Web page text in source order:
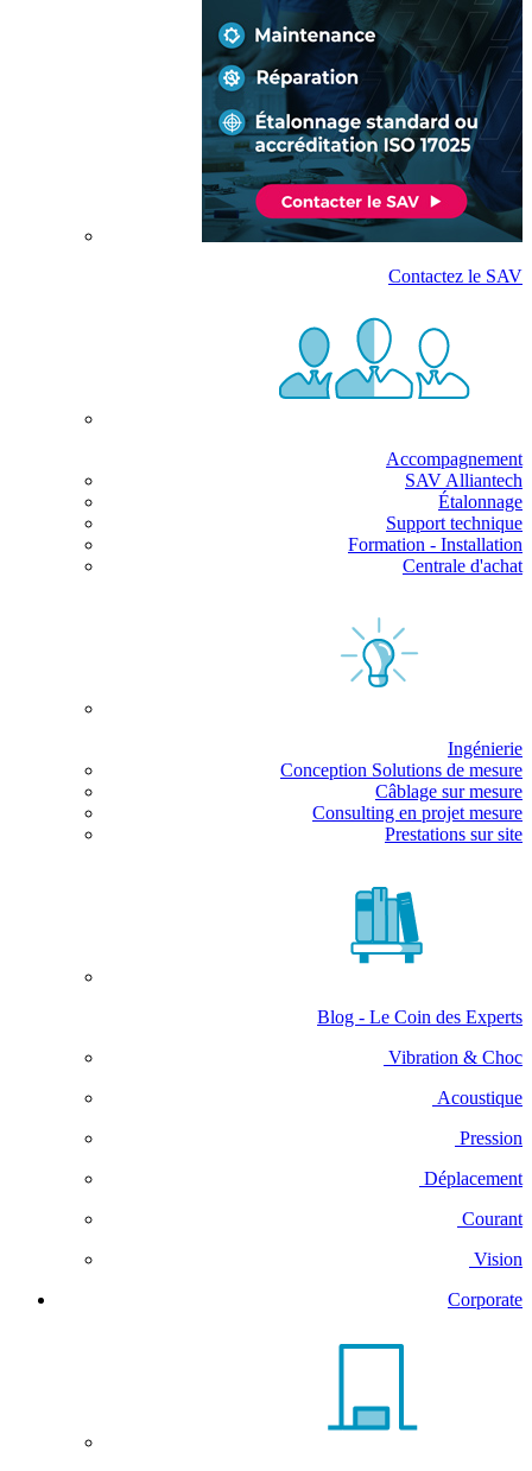
Contactez le SAV
Accompagnement
SAV Alliantech
Étalonnage
Support technique
Formation - Installation
Centrale d'achat
Ingénierie
Conception Solutions de mesure
Câblage sur mesure
Consulting en projet mesure
Prestations sur site
Blog - Le Coin des Experts
Vibration & Choc
Acoustique
Pression
Déplacement
Courant
Vision
Corporate